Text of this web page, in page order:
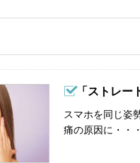
「ストレー
スマホを同じ姿
痛の原因に・・・